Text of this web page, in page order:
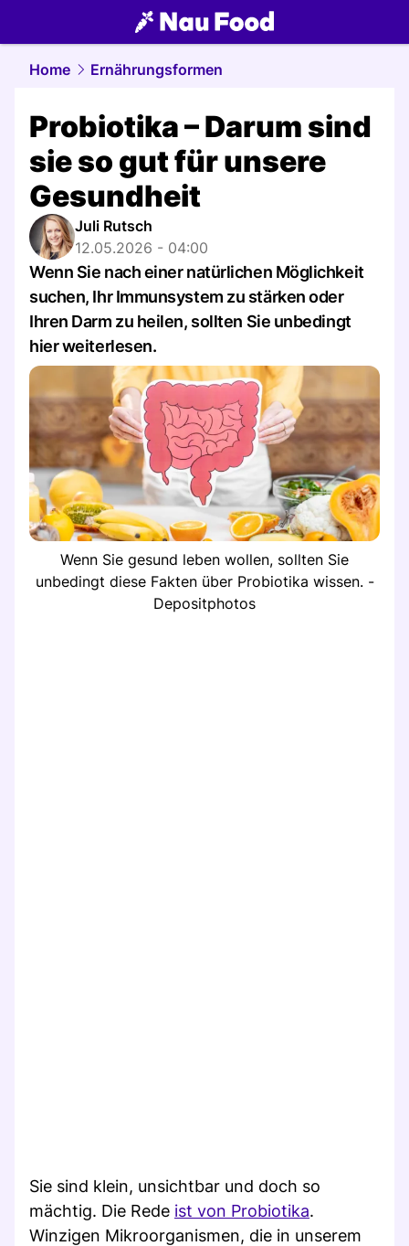
food.NAU.ch
Home Ernährungsformen
Probiotika – Darum sind
sie so gut für unsere
Gesundheit
Juli Rutsch
12.05.2026 - 04:00
Wenn Sie nach einer natürlichen Möglichkeit
suchen, Ihr Immunsystem zu stärken oder
Ihren Darm zu heilen, sollten Sie unbedingt
hier weiterlesen.
Wenn Sie gesund leben wollen, sollten Sie
unbedingt diese Fakten über Probiotika wissen. -
Depositphotos
Sie sind klein, unsichtbar und doch so
mächtig. Die Rede ist von Probiotika.
Winzigen Mikroorganismen, die in unserem